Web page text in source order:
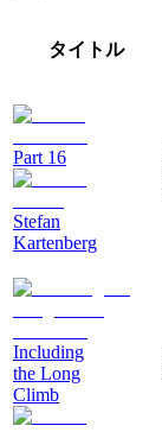
タイトル
Part 16
Stefan
Kartenberg
Including
the Long
Climb